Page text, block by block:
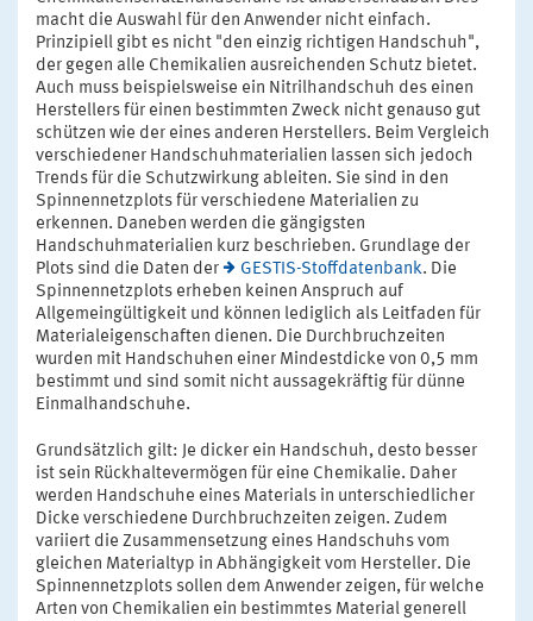
macht die Auswahl für den Anwender nicht einfach.
Prinzipiell gibt es nicht "den einzig richtigen Handschuh",
der gegen alle Chemikalien ausreichenden Schutz bietet.
Auch muss beispielsweise ein Nitrilhandschuh des einen
Herstellers für einen bestimmten Zweck nicht genauso gut
schützen wie der eines anderen Herstellers. Beim Vergleich
verschiedener Handschuhmaterialien lassen sich jedoch
Trends für die Schutzwirkung ableiten. Sie sind in den
Spinnennetzplots für verschiedene Materialien zu
erkennen. Daneben werden die gängigsten
Handschuhmaterialien kurz beschrieben. Grundlage der
Plots sind die Daten der
GESTIS-Stoffdatenbank. Die
Spinnennetzplots erheben keinen Anspruch auf
Allgemeingültigkeit und können lediglich als Leitfaden für
Materialeigenschaften dienen. Die Durchbruchzeiten
wurden mit Handschuhen einer Mindestdicke von 0,5 mm
bestimmt und sind somit nicht aussagekräftig für dünne
Einmalhandschuhe.
Grundsätzlich gilt: Je dicker ein Handschuh, desto besser
ist sein Rückhaltevermögen für eine Chemikalie. Daher
werden Handschuhe eines Materials in unterschiedlicher
Dicke verschiedene Durchbruchzeiten zeigen. Zudem
variiert die Zusammensetzung eines Handschuhs vom
gleichen Materialtyp in Abhängigkeit vom Hersteller. Die
Spinnennetzplots sollen dem Anwender zeigen, für welche
Arten von Chemikalien ein bestimmtes Material generell